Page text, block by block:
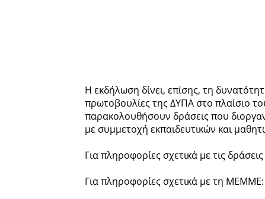
Η εκδήλωση δίνει, επίσης, τη
πρωτοβουλίες της ΔΥΠΑ στο πλαίσιο
παρακολουθήσουν δράσεις που
με συμμετοχή εκπαιδευτικών και
Για πληροφορίες σχετικά με τις
Για πληροφορίες σχετικά με τη ΜΕΜΜΕ: